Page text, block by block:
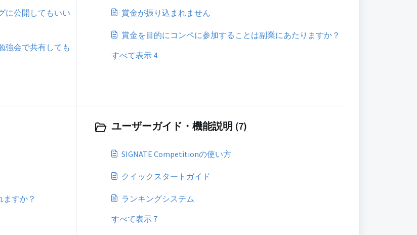
に公開してもいい
強会で共有しても
賞金が振り込まれません
賞金を目的にコンペに参加することは副業にあたりますか？
すべて表示 4
ますか？
ユーザーガイド・機能説明 (7)
SIGNATE Competitionの使い方
クイックスタートガイド
ランキングシステム
すべて表示 7